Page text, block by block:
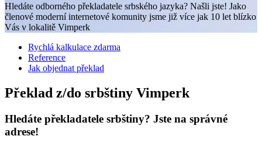
Hledáte odborného překladatele srbského jazyka? Našli jste! Jako
členové moderní internetové komunity jsme již více jak 10 let blízko
Vás v lokalitě Vimperk
Rychlá kalkulace zdarma
Reference
Jak objednat překlad
Překlad z/do srbštiny Vimperk
Hledáte překladatele srbštiny? Jste na správné
adrese!